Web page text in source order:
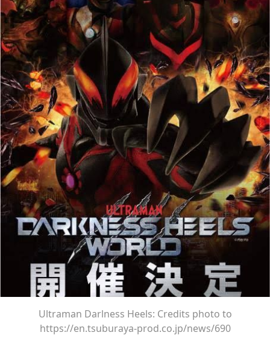
Ultraman Darlness Heels: Credits photo to
https://en.tsuburaya-prod.co.jp/news/690